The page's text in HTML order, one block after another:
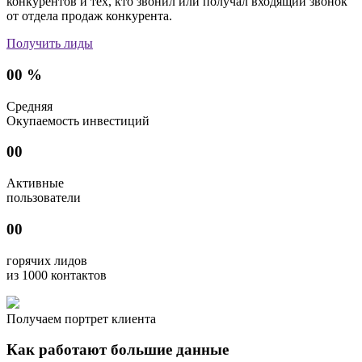
от отдела продаж конкурента.
Получить лиды
00 %
Средняя
Окупаемость инвестиций
00
Активные
пользователи
00
горячих лидов
из 1000 контактов
Получаем портрет клиента
Как работают большие данные